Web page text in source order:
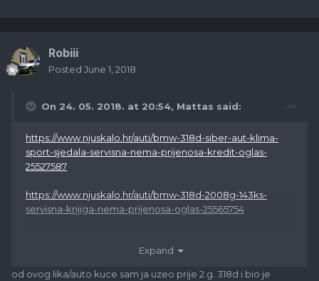
Robiii
Posted June 1, 2018
On 24. 05. 2018. at 20:54, Mattas said:
https://www.njuskalo.hr/auti/bmw-318d-siber-aut-klima-
sport-sjedala-servisna-nema-prijenosa-kredit-oglas-
25527587
https://www.njuskalo.hr/auti/bmw-318d-2008g-143ks-
servisna-knjiga-nema-prijenosa-oglas-25565754
technic-garancija-10.000km-oglas-24972165
Imate kakav info o ovim kućama
Expand
od ovog lika/auto kuce sam ja uzeo prije 2.g. 318d i bio je